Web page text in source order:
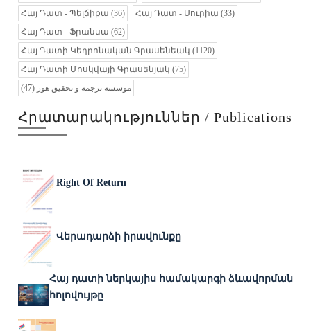
Հայ Դատ - Պելճիքա (36) Հայ Դատ - Սուրիա (33)
Հայ Դատ - Ֆրանսա (62)
Հայ Դատի Կեդրոնական Գրասենեակ (1120)
Հայ Դատի Մոսկվայի Գրասենյակ (75)
موسسه ترجمه و تحقیق هور (47)
Հրատարակություններ / Publications
Right Of Return
Վերադարձի իրավունքը
Հայ դատի ներկայիս համակարգի ձևավորման
հոլովույթը